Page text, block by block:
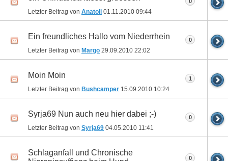
Letzter Beitrag von Anatoli 01.11.2010 09:44
Ein freundliches Hallo vom Niederrhein
Letzter Beitrag von Margo 29.09.2010 22:02
0
Moin Moin
Letzter Beitrag von Bushcamper 15.09.2010 10:24
1
Syrja69 Nun auch neu hier dabei ;-)
Letzter Beitrag von Syrja69 04.05.2010 11:41
0
Schlaganfall und Chronische
0